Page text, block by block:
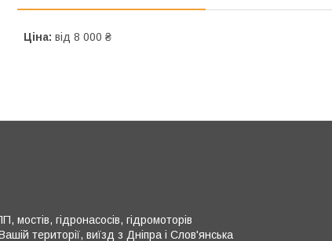
Ціна: від 8 000 ₴
мостів, гідронасосів, гідромоторів
території, виїзд з Дніпра і Слов'янська